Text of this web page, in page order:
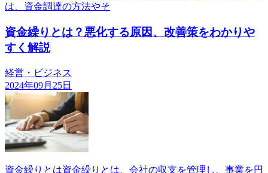
は、資金調達の方法やそ
資金繰りとは？悪化する原因、改善策をわかりや
すく解説
経営・ビジネス
2024年09月25日
資金繰りとは資金繰りとは、会社の収支を管理し、事業を円